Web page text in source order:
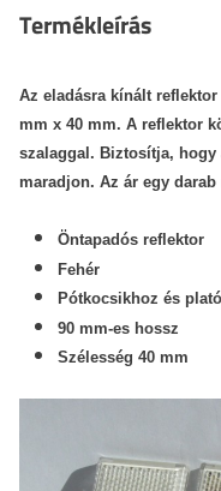
Termékleírás
Az eladásra kínált
mm x 40 mm. A reflektor
szalaggal. Biztosítja,
maradjon. Az ár egy
Öntapadós reflektor
Fehér
Pótkocsikhoz és
90 mm-es hossz
Szélesség 40 mm